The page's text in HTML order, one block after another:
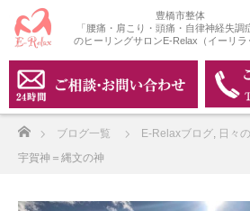
豊橋市整体
「腰痛・肩こり・頭痛・自律神経失調
のヒーリングサロンE-Relax（イーリラ
ブログ一覧 E-Relaxブログ, 日々
宇賀神＝縄文の神